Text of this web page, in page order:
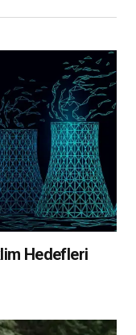
Hedefleri